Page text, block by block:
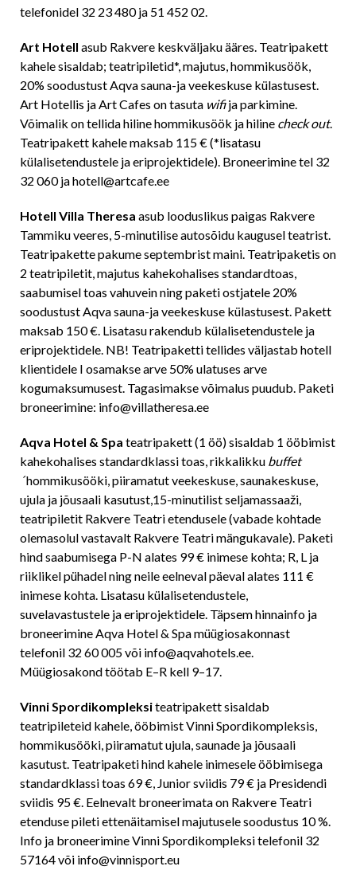
telefonidel 32 23 480 ja 51 452 02.
Art Hotell asub Rakvere keskväljaku ääres. Teatripakett
kahele sisaldab; teatripiletid*, majutus, hommikusöök,
20% soodustust Aqva sauna-ja veekeskuse külastusest.
Art Hotellis ja Art Cafes on tasuta wifija parkimine.
Võimalik on tellida hiline hommikusöök ja hiline check out.
Teatripakett kahele maksab 115 € (*lisatasu
külalisetendustele ja eriprojektidele). Broneerimine tel 32
32 060 ja hotell@artcafe.ee
Hotell Villa Theresa asub looduslikus paigas Rakvere
Tammiku veeres, 5-minutilise autosõidu kaugusel teatrist.
Teatripakette pakume septembrist maini. Teatripaketis on
2 teatripiletit, majutus kahekohalises standardtoas,
saabumisel toas vahuvein ning paketi ostjatele 20%
soodustust Aqva sauna-ja veekeskuse külastusest. Pakett
maksab 150 €. Lisatasu rakendub külalisetendustele ja
eriprojektidele. NB! Teatripaketti tellides väljastab hotell
klientidele I osamakse arve 50% ulatuses arve
kogumaksumusest. Tagasimakse võimalus puudub. Paketi
broneerimine: info@villatheresa.ee
Aqva Hotel & Spa teatripakett (1 öö) sisaldab 1 ööbimist
kahekohalises standardklassi toas, rikkalikku buffet
´hommikusööki, piiramatut veekeskuse, saunakeskuse,
ujula ja jõusaali kasutust,15-minutilist seljamassaaži,
teatripiletit Rakvere Teatri etendusele (vabade kohtade
olemasolul vastavalt Rakvere Teatri mängukavale). Paketi
hind saabumisega P-N alates 99 € inimese kohta; R, L ja
riiklikel pühadel ning neile eelneval päeval alates 111 €
inimese kohta. Lisatasu külalisetendustele,
suvelavastustele ja eriprojektidele. Täpsem hinnainfo ja
broneerimine Aqva Hotel & Spa müügiosakonnast
telefonil 32 60 005 või info@aqvahotels.ee.
Müügiosakond töötab E–R kell 9–17.
Vinni Spordikompleksiteatripakett sisaldab
teatripileteid kahele, ööbimist Vinni Spordikompleksis,
hommikusööki, piiramatut ujula, saunade ja jõusaali
kasutust. Teatripaketi hind kahele inimesele ööbimisega
standardklassi toas 69 €, Junior sviidis 79 € ja Presidendi
sviidis 95 €. Eelnevalt broneerimata on Rakvere Teatri
etenduse pileti ettenäitamisel majutusele soodustus 10 %.
Info ja broneerimine Vinni Spordikompleksi telefonil 32
57164 või info@vinnisport.eu